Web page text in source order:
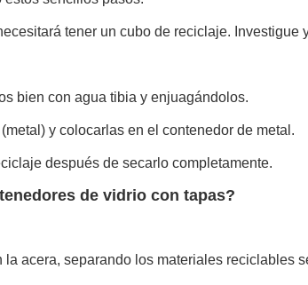
tener un cubo de reciclaje. Investigue
bien con agua tibia y enjuagándolos.
y colocarlas en el contenedor de metal.
después de secarlo completamente.
de vidrio con tapas?
acera, separando los materiales reciclables